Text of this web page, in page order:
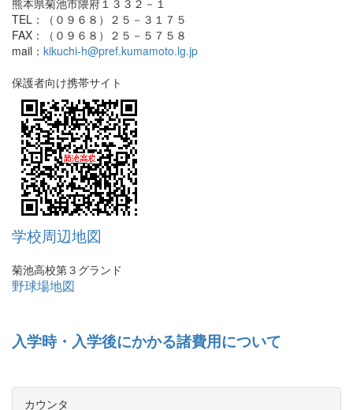
熊本県菊池市隈府１３３２－１
TEL：（０９６８）２５－３１７５
FAX：（０９６８）２５－５７５８
mail： kikuchi-h@pref.kumamoto.lg.jp
保護者向け携帯サイト
学校周辺地図
菊池高校第３グランド
野球場地図
入学時・入学後にかかる諸費用について
カウンタ